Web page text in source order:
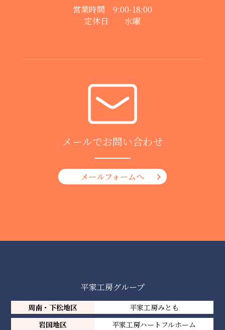
営業時間 9:00-18:00
定休日 水曜
メールでお問い合わせ
メールフォームへ
平家工房グループ
周南・下松地区
平家工房みとも
岩国地区
平家工房ハートフルホーム